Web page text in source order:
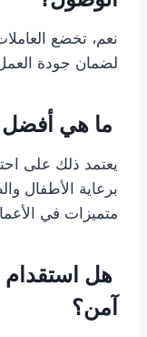
نعم، تخضع
لضمان جودة
ما هي أفضل
يعتمد ذلك على
برعاية الأطفال
متميزات في
هل
آمن؟